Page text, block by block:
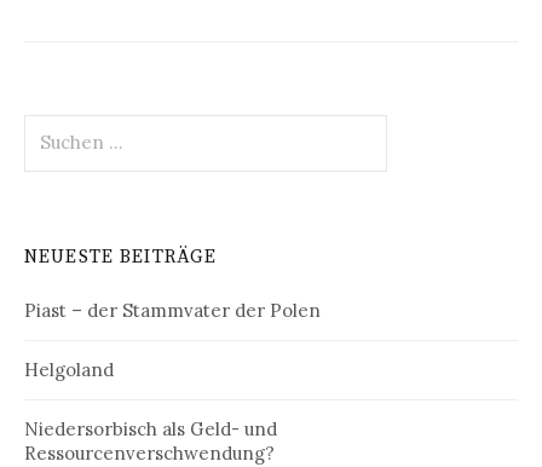
nach:
NEUESTE BEITRÄGE
Piast – der Stammvater der Polen
Helgoland
Niedersorbisch als Geld- und
Ressourcenverschwendung?